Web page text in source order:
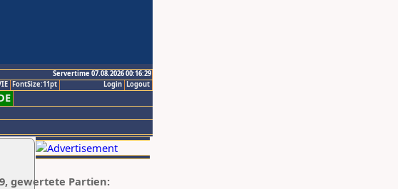
Servertime 07.08.2026 00:16:29
Logout
Login
FontSize:11pt
gewertete Partien: